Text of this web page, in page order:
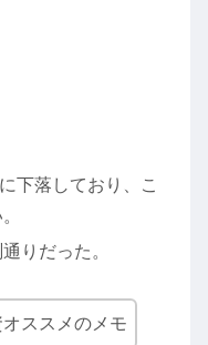
下落しており、こ
りだった。
ススメのメモ